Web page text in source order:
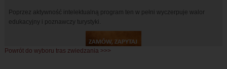
Poprzez aktywność intelektualną program ten w pełni wyczerpuje walor
edukacyjny i poznawczy turystyki.
Powrót do wyboru tras zwiedzania >>>